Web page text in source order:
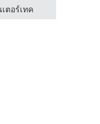
ตอร์เทค